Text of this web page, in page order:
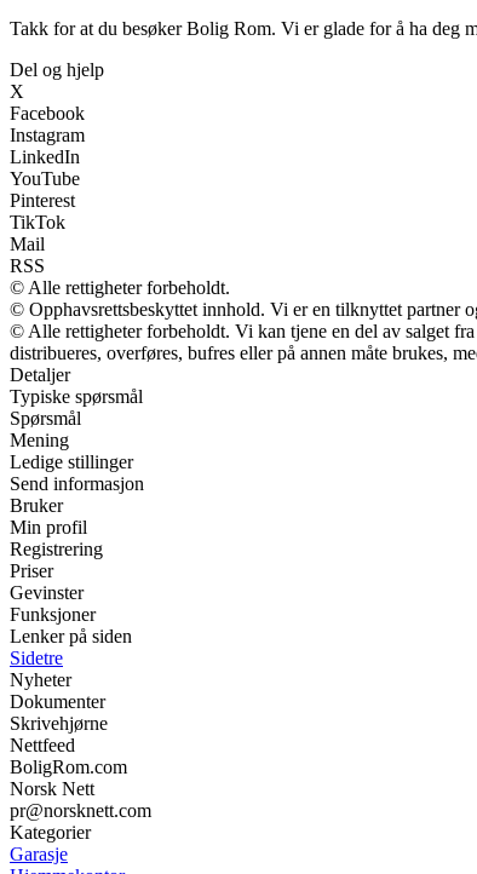
Takk for at du besøker Bolig Rom. Vi er glade for å ha deg
Del og hjelp
X
Facebook
Instagram
LinkedIn
YouTube
Pinterest
TikTok
Mail
RSS
© Alle rettigheter forbeholdt.
© Opphavsrettsbeskyttet innhold. Vi er en tilknyttet partner
© Alle rettigheter forbeholdt. Vi kan tjene en del av salget
distribueres, overføres, bufres eller på annen måte brukes,
Detaljer
Typiske spørsmål
Spørsmål
Mening
Ledige stillinger
Send informasjon
Bruker
Min profil
Registrering
Priser
Gevinster
Funksjoner
Lenker på siden
Sidetre
Nyheter
Dokumenter
Skrivehjørne
Nettfeed
BoligRom.com
Norsk Nett
pr@norsknett.com
Kategorier
Garasje